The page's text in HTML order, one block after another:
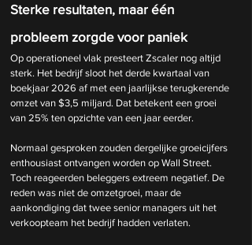
Sterke resultaten, maar één
probleem zorgde voor paniek
Op operationeel vlak presteert Zscaler nog altijd
sterk. Het bedrijf sloot het derde kwartaal van
boekjaar 2026 af met een jaarlijkse terugkerende
omzet van $3,5 miljard. Dat betekent een groei
van 25% ten opzichte van een jaar eerder.
Normaal gesproken zouden dergelijke groeicijfers
enthousiast ontvangen worden op Wall Street.
Toch reageerden beleggers extreem negatief. De
reden was niet de omzetgroei, maar de
aankondiging dat twee senior managers uit het
verkoopteam het bedrijf hadden verlaten.